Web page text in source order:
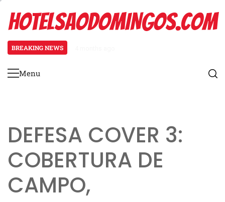
content
HOTELSAODOMINGOS.COM
BREAKING NEWS
Primary
Menu
DEFESA COVER 3:
COBERTURA DE
CAMPO,